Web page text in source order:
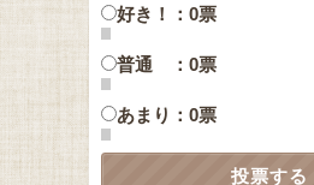
好き！：0票
普通 ：0票
あまり：0票